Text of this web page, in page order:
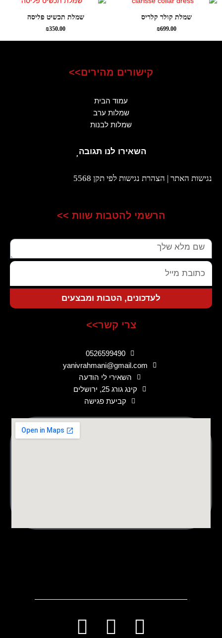
שמלת קולר קלריס
₪699.00
שמלת תכשיט פליסה
₪350.00
קישורים מהירים>>
עמוד הבית
שמלות ערב
שמלות לבנות
השאירו לנו תגובה
נגישות האתר | הצהרת נגישות לפי תקן 5568
הרשמי להטבות שוות >>
שם
כתובת
מייל
לעדכונים, הטבות ומבצעים
צרי קשר>>
0526599490
yanivrahmani@gmail.com
השאירי לי הודעה
קינג גורג 25, ירושלים
קביעת פגישה
F
I
T